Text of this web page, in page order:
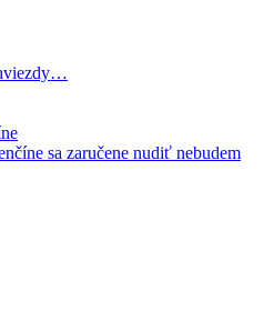
sa zaručene nudiť nebudem